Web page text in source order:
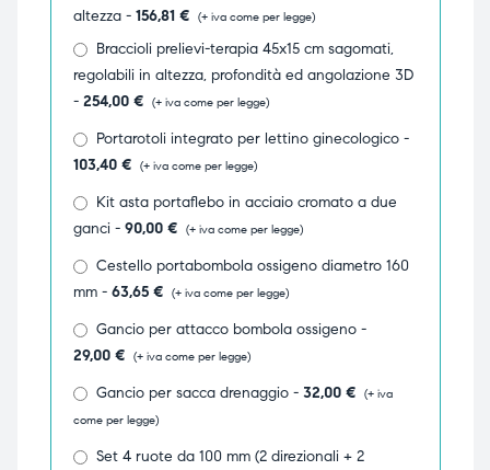
altezza - 156,81 € (+ iva come per legge)
Braccioli prelievi-terapia 45x15 cm sagomati,
regolabili in altezza, profondità ed angolazione 3D
- 254,00 € (+ iva come per legge)
Portarotoli integrato per lettino ginecologico -
103,40 € (+ iva come per legge)
Kit asta portaflebo in acciaio cromato a due
ganci - 90,00 € (+ iva come per legge)
Cestello portabombola ossigeno diametro 160
mm - 63,65 € (+ iva come per legge)
Gancio per attacco bombola ossigeno -
29,00 € (+ iva come per legge)
Gancio per sacca drenaggio - 32,00 € (+ iva
come per legge)
Set 4 ruote da 100 mm (2 direzionali + 2